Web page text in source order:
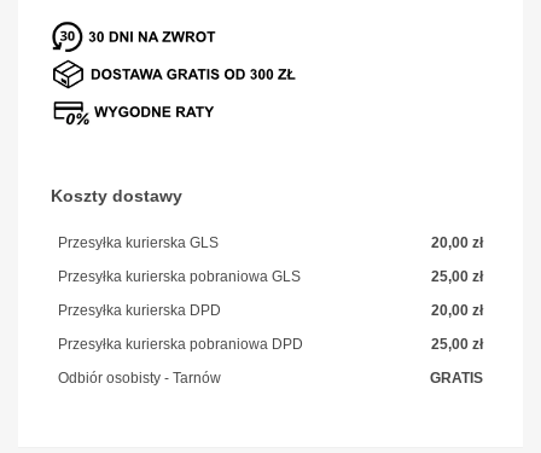
Koszty dostawy
Przesyłka kurierska GLS
20,00 zł
Przesyłka kurierska pobraniowa GLS
25,00 zł
Przesyłka kurierska DPD
20,00 zł
Przesyłka kurierska pobraniowa DPD
25,00 zł
Odbiór osobisty - Tarnów
GRATIS